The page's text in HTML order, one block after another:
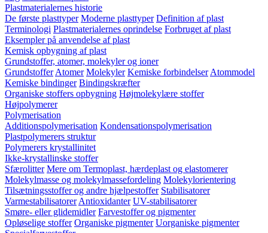
Plastmaterialernes historie
De første plasttyper Moderne plasttyper Definition af plast
Terminologi Plastmaterialernes oprindelse Forbruget af plast
Eksempler på anvendelse af plast
Kemisk opbygning af plast
Grundstoffer, atomer, molekyler og ioner
Grundstoffer Atomer Molekyler Kemiske forbindelser Atommodel
Kemiske bindinger Bindingskræfter
Organiske stoffers opbygning Højmolekylære stoffer
Højpolymerer
Polymerisation
Additionspolymerisation Kondensationspolymerisation
Plastpolymerers struktur
Polymerers krystallinitet
Ikke-krystallinske stoffer
Sfærolitter Mere om Termoplast, hærdeplast og elastomerer
Molekylmasse og molekylmassefordeling Molekylorientering
Tilsætningsstoffer og andre hjælpestoffer Stabilisatorer
Varmestabilisatorer Antioxidanter UV-stabilisatorer
Smøre- eller glidemidler Farvestoffer og pigmenter
Opløselige stoffer Organiske pigmenter Uorganiske pigmenter